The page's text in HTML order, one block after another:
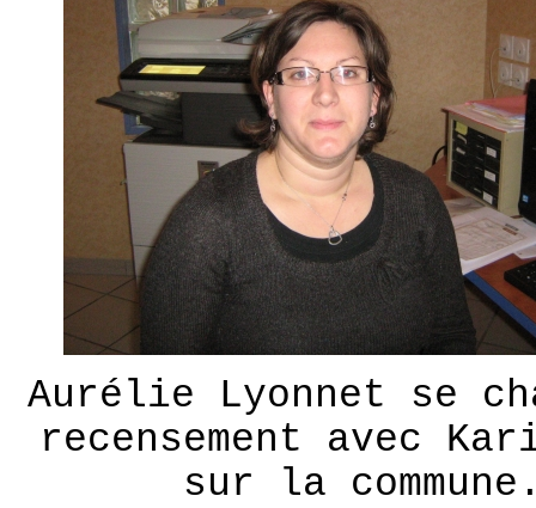
Aurélie Lyonnet se
recensement avec
sur la